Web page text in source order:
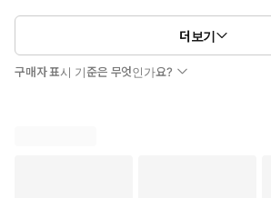
더보기
구매자 표시 기준은 무엇인가요?